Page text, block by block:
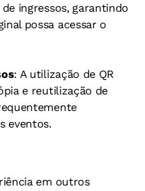
ingressos, garantindo
possa acessar o
: A utilização de QR
e reutilização de
eventos.
em outros